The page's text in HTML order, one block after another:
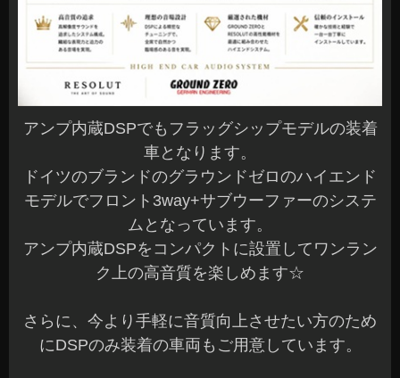
アンプ内蔵DSPでもフラッグシップモデルの装着
車となります。
ドイツのブランドのグラウンドゼロのハイエンド
モデルでフロント3way+サブウーファーのシステ
ムとなっています。
アンプ内蔵DSPをコンパクトに設置してワンラン
ク上の高音質を楽しめます☆
さらに、今より手軽に音質向上させたい方のため
にDSPのみ装着の車両もご用意しています。